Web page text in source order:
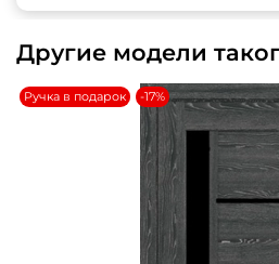
Другие модели
Ручка в подарок -17%